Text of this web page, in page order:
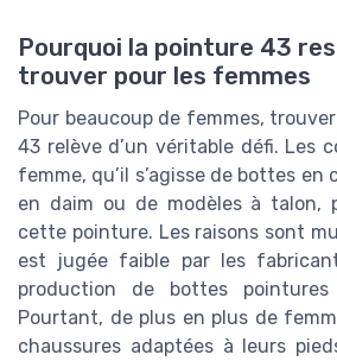
Pourquoi la pointure 43
trouver pour les femmes
Pour beaucoup de femmes,
43 relève d’un véritable défi. Les
femme, qu’il s’agisse de bottes
en daim ou de modèles à talon,
cette pointure. Les raisons sont
est jugée faible par les
production de bottes pointures
Pourtant, de plus en plus de
chaussures adaptées à leurs